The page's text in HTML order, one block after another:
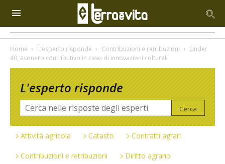
Home L'esperto risponde Contribuzioni e retribuzioni
Under
40, esonero contributivo in caso di innovazioni colturali
L'esperto risponde
Attività agricola Catasto Contratti agrari
Contribuzioni e retribuzioni Diritto agrario